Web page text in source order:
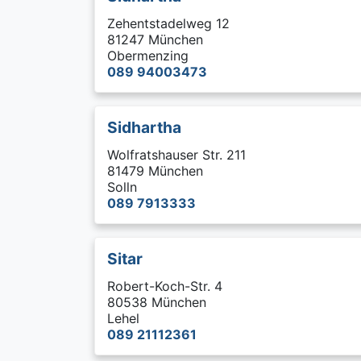
Zehentstadelweg 12
81247 München
Obermenzing
089 94003473
Sidhartha
Wolfratshauser Str. 211
81479 München
Solln
089 7913333
Sitar
Robert-Koch-Str. 4
80538 München
Lehel
089 21112361